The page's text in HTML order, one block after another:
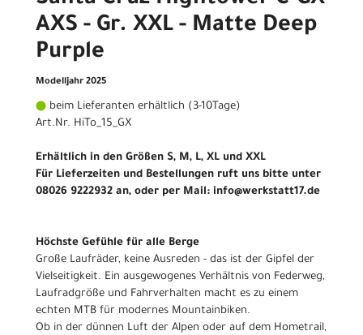
AXS - Gr. XXL - Matte Deep
Purple
Modelljahr 2025
beim Lieferanten erhältlich (3-10Tage)
Art.Nr. HiTo_15_GX
Erhältlich in den Größen S, M, L, XL und XXL
Für Lieferzeiten und Bestellungen ruft uns bitte unter
08026 9222932 an, oder per Mail: info@werkstatt17.de
Höchste Gefühle für alle Berge
Große Laufräder, keine Ausreden - das ist der Gipfel der
Vielseitigkeit. Ein ausgewogenes Verhältnis von Federweg,
Laufradgröße und Fahrverhalten macht es zu einem
echten MTB für modernes Mountainbiken.
Ob in der dünnen Luft der Alpen oder auf dem Hometrail,